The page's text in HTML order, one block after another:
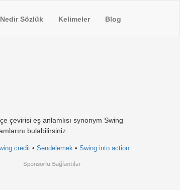
Nedir Sözlük Kelimeler Blog
çevirisi eş anlamlısı synonym Swing
bulabilirsiniz.
credit • Sendelemek • Swing into action